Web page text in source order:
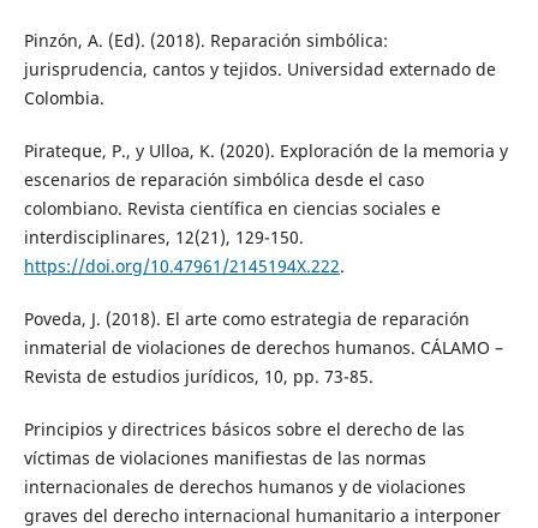
Pinzón, A. (Ed). (2018). Reparación simbólica:
jurisprudencia, cantos y tejidos. Universidad externado de
Colombia.
Pirateque, P., y Ulloa, K. (2020). Exploración de la memoria y
escenarios de reparación simbólica desde el caso
colombiano. Revista científica en ciencias sociales e
interdisciplinares, 12(21), 129-150.
https://doi.org/10.47961/2145194X.222.
Poveda, J. (2018). El arte como estrategia de reparación
inmaterial de violaciones de derechos humanos. CÁLAMO –
Revista de estudios jurídicos, 10, pp. 73-85.
Principios y directrices básicos sobre el derecho de las
víctimas de violaciones manifiestas de las normas
internacionales de derechos humanos y de violaciones
graves del derecho internacional humanitario a interponer